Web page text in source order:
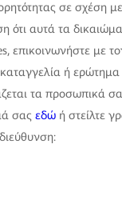
σε σχέση
ότι αυτά τα
επικοινωνήστε με
ή
τα προσωπικά
σας εδώ ή στείλτε